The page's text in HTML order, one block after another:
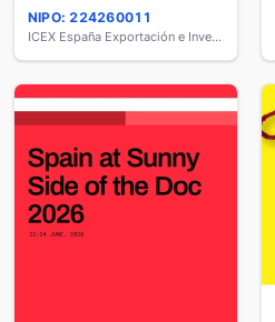
NIPO: 224260011
ICEX España Exportación e Inversiones